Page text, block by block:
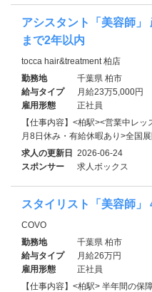
アシスタント「美容師」
まで2年以内
tocca hair&treatment 柏店
勤務地
千葉県 柏市
給与タイプ
月給23万5,000円
雇用形態
正社員
【仕事内容】<柏駅><営業中レ
月8日休み・有給休暇あり>全国
求人の更新日 2026-06-24
スポンサー
求人ボックス
スタイリスト「美容師」
COVO
勤務地
千葉県 柏市
給与タイプ
月給26万円
雇用形態
正社員
【仕事内容】<柏駅> 半年間の保